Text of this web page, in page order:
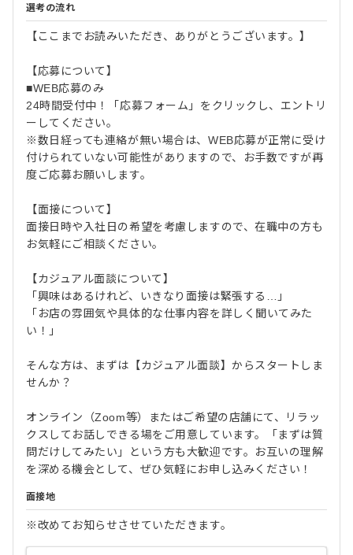
選考の流れ
【ここまでお読みいただき、ありがとうございます。】
【応募について】
■WEB応募のみ
24時間受付中！「応募フォーム」をクリックし、エントリ
ーしてください。
※数日経っても連絡が無い場合は、WEB応募が正常に受け
付けられていない可能性がありますので、お手数ですが再
度ご応募お願いします。
【面接について】
面接日時や入社日の希望を考慮しますので、在職中の方も
お気軽にご相談ください。
【カジュアル面談について】
「興味はあるけれど、いきなり面接は緊張する…」
「お店の雰囲気や具体的な仕事内容を詳しく聞いてみた
い！」
そんな方は、まずは【カジュアル面談】からスタートしま
せんか？
オンライン（Zoom等）またはご希望の店舗にて、リラッ
クスしてお話しできる場をご用意しています。「まずは質
問だけしてみたい」という方も大歓迎です。お互いの理解
を深める機会として、ぜひ気軽にお申し込みください！
面接地
※改めてお知らせさせていただきます。